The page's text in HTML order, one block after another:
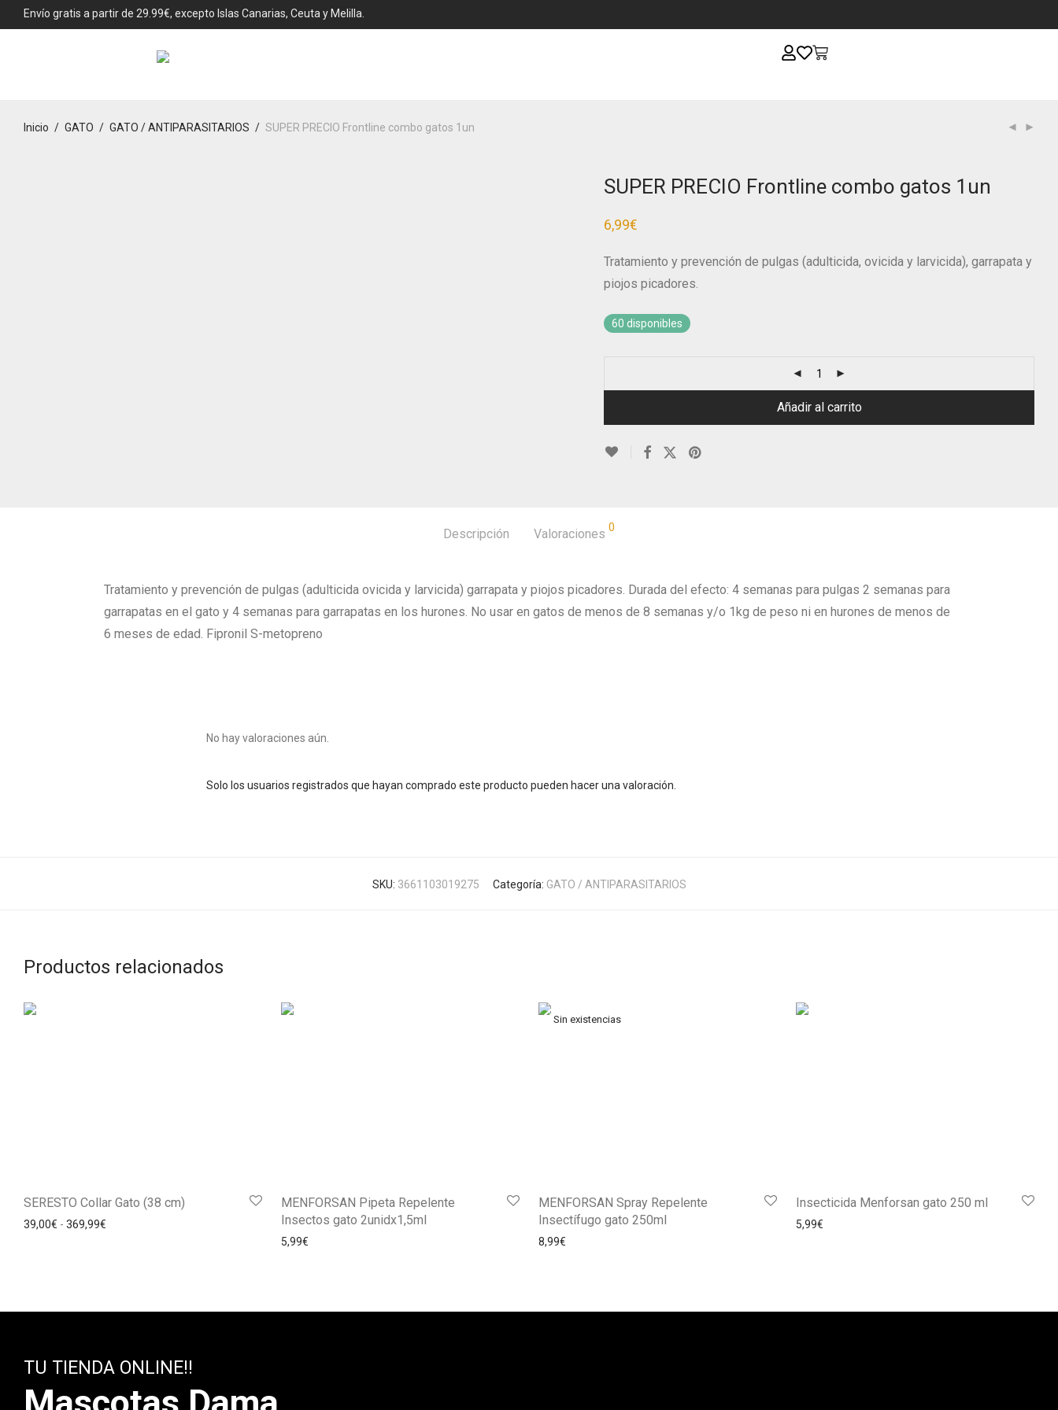
Envío gratis a partir de 29.99€, excepto Islas Canarias, Ceuta y Melilla.
Inicio / GATO / GATO / ANTIPARASITARIOS / SUPER PRECIO Frontline combo gatos 1un
SUPER PRECIO Frontline combo gatos 1un
6,99€
Tratamiento y prevención de pulgas (adulticida, ovicida y larvicida), garrapata y
piojos picadores.
60 disponibles
Añadir al carrito
Descripción Valoraciones 0
Tratamiento y prevención de pulgas (adulticida ovicida y larvicida) garrapata y piojos picadores. Durada del efecto: 4 semanas para pulgas 2 semanas para
garrapatas en el gato y 4 semanas para garrapatas en los hurones. No usar en gatos de menos de 8 semanas y/o 1kg de peso ni en hurones de menos de
6 meses de edad. Fipronil S-metopreno
No hay valoraciones aún.
Solo los usuarios registrados que hayan comprado este producto pueden hacer una valoración.
SKU: 3661103019275 Categoría: GATO / ANTIPARASITARIOS
Productos relacionados
SERESTO Collar Gato (38 cm)
39,00€ - 369,99€
MENFORSAN Pipeta Repelente
Insectos gato 2unidx1,5ml
5,99€
MENFORSAN Spray Repelente
Insectífugo gato 250ml
8,99€
Insecticida Menforsan gato 250 ml
5,99€
TU TIENDA ONLINE!!